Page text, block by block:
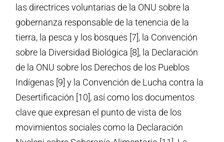
las directrices voluntarias de la ONU sobre la
gobernanza responsable de la tenencia de la
tierra, la pesca y los bosques [7], la Convención
sobre la Diversidad Biológica [8], la Declaración
de la ONU sobre los Derechos de los Pueblos
Indígenas [9] y la Convención de Lucha contra la
Desertificación [10], así como los documentos
clave que expresan el punto de vista de los
movimientos sociales como la Declaración